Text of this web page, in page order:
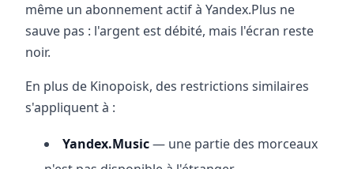
même un abonnement actif à Yandex.Plus ne
sauve pas : l'argent est débité, mais l'écran reste
noir.
En plus de Kinopoisk, des restrictions similaires
s'appliquent à :
Yandex.Music— une partie des morceaux